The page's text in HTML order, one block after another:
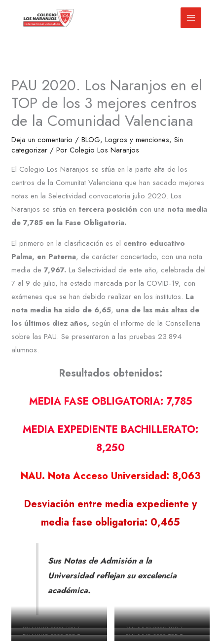
PAU 2020. Los Naranjos en el
TOP de los 3 mejores centros
de la Comunidad Valenciana
Deja un comentario /BLOG,Logros y menciones,Sin
categorizar / PorColegio Los Naranjos
El Colegio Los Naranjos se sitúa en la parte alta de los
centros de la Comunitat Valenciana que han sacado mejores
notas en la Selectividad convocatoria julio 2020. Los
Naranjos se sitúa entercera posición con una nota media
de 7,785 en la Fase Obligatoria.
El primero en la clasificación es el centro educativo
Palma, en Paterna, de carácter concertado, con una nota
media de7,967.La Selectividad de este año, celebrada del
7 al 9 de julio, ha estado marcada por la COVID-19, con
exámenes que se han debido realizar en los institutos. La
nota media ha sido de 6,65, una de las más altas de
los últimos diez años, según el informe de la Conselleria
sobre las PAU. Se presentaron a las pruebas 23.894
alumnos.
Resultados obtenidos:
MEDIA FASE OBLIGATORIA: 7,785
MEDIA EXPEDIENTE BACHILLERATO:
8,250
NAU. Nota Acceso Universidad: 8,063
Desviación entre media expediente y
media fase obligatoria: 0,465
Sus Notas de Admisión a la
Universidad reflejan su excelencia
académica.
PAU JULIO 2020 TOP Tercera
PAU JULIO 2020 TOP Tercera
PAU JULIO 2020 TOP Tercera
PAU JULIO 2020 TOP Tercera